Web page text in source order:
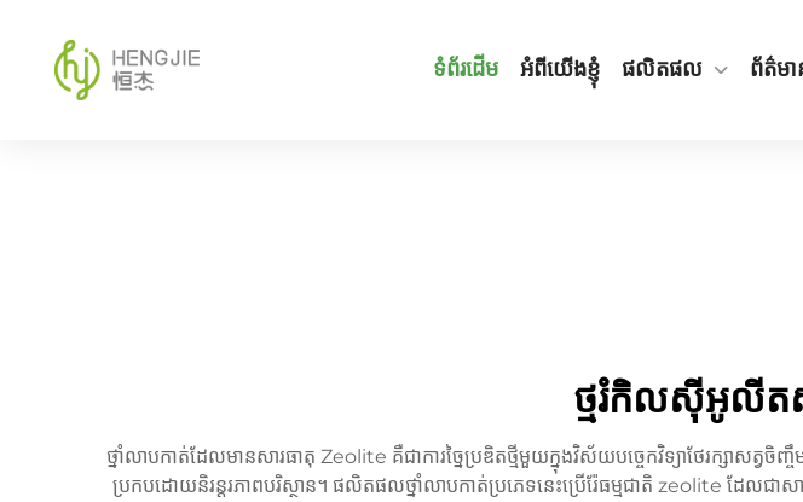
ទំព័រដើម អំពីយើងខ្ញុំ ផលិតផល ព័ត៌មា
ថ្មរំកិលស៊ីអូលីត
ថ្នាំលាបកាត់ដែលមានសារធាតុ Zeolite គឺជាការច្នៃប្រឌិតថ្មីមួយក្នុងវិស័យបច្ចេកវិទ្យាថែរក្សាសត្
ប្រកប​ដោយ​និរន្តរភាព​បរិស្ថាន។ ផលិតផលថ្នាំលាបកាត់​ប្រភេទ​នេះ​ប្រើ​រ៉ែ​ធម្មជាតិ zeolite ដែ